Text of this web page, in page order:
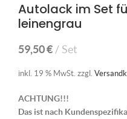
Autolack im Set
leinengrau
59,50€ Set
inkl. 19 % MwSt. zzgl.
ACHTUNG!!!
Das ist nach